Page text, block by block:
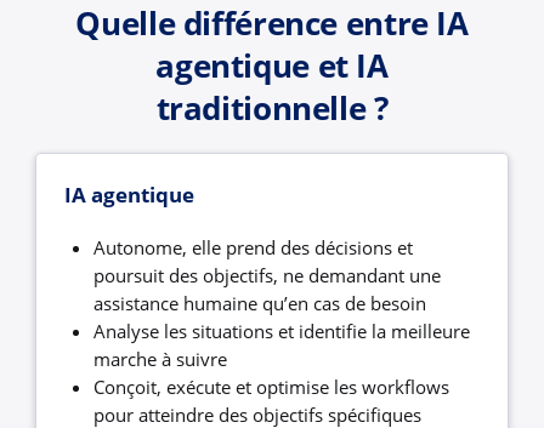
Quelle différence entre IA
agentique et IA
traditionnelle ?
IA agentique
Autonome, elle prend des décisions et
poursuit des objectifs, ne demandant une
assistance humaine qu’en cas de besoin
Analyse les situations et identifie la meilleure
marche à suivre
Conçoit, exécute et optimise les workflows
pour atteindre des objectifs spécifiques